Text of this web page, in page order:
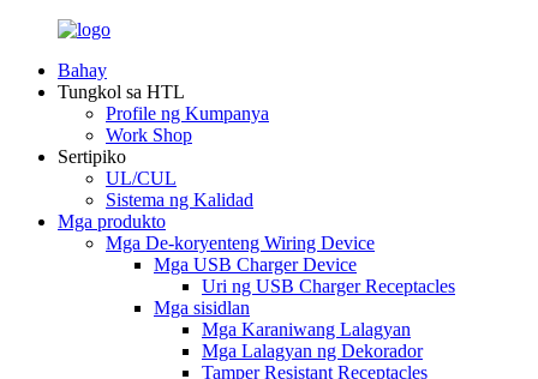
Bahay
Tungkol sa HTL
Profile ng Kumpanya
Work Shop
Sertipiko
UL/CUL
Sistema ng Kalidad
Mga produkto
Mga De-koryenteng Wiring Device
Mga USB Charger Device
Uri ng USB Charger Receptacles
Mga sisidlan
Mga Karaniwang Lalagyan
Mga Lalagyan ng Dekorador
Tamper Resistant Receptacles